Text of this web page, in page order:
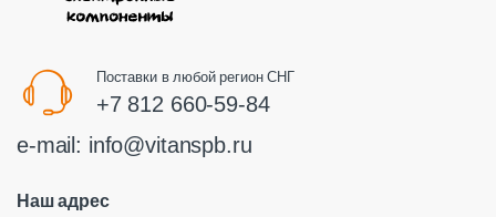
Поставки в любой регион СНГ
+7 812 660-59-84
e-mail: info@vitanspb.ru
Наш адрес